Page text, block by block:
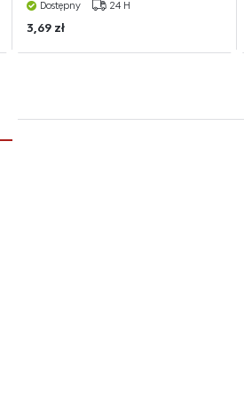
Dostępny 24 H
3,69 zł